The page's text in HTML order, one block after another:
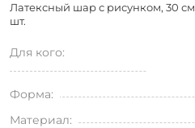
Латексный шар с рисунком, 30 см
шт.
Для кого:
Форма:
Материал: